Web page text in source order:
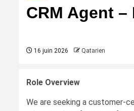
CRM Agent
16 juin 2026 Qatarien
Role Overview
We are seeking a customer-